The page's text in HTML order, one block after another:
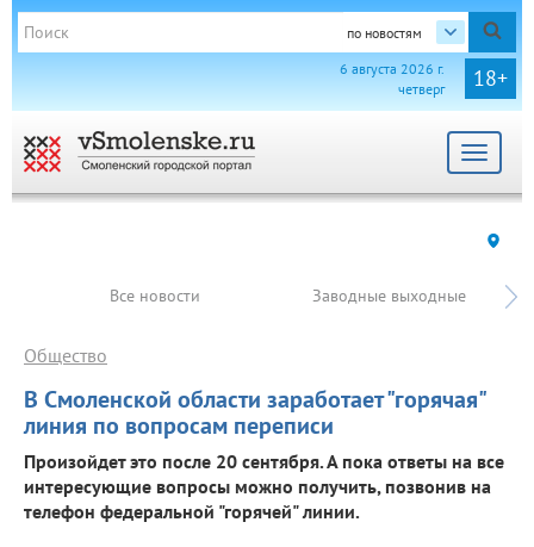
по новостям
18+
6 августа 2026 г.
четверг
Toggle
Все новости Заводные выходные
В Смоленской области заработает "горячая"
линия по вопросам переписи
Общество
Произойдет это после 20 сентября. А пока ответы на все
интересующие вопросы можно получить, позвонив на
телефон федеральной "горячей" линии.